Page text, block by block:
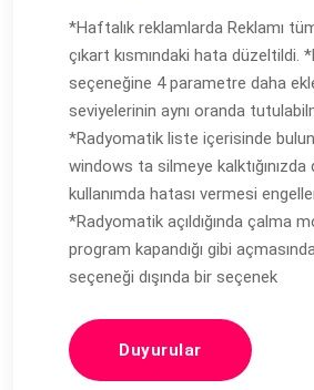
*Haftalık reklamlarda Reklamı
çıkart kısmındaki hata düzeltildi.
seçeneğine 4 parametre daha
seviyelerinin aynı oranda
*Radyomatik liste içerisinde
windows ta silmeye kalktığınızda
kullanımda hatası vermesi
*Radyomatik açıldığında çalma
program kapandığı gibi
seçeneği dışında bir seçenek
Duyurular